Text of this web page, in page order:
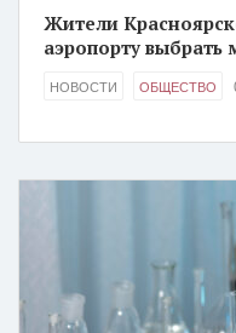
Жители
аэропорту выбрать
НОВОСТИ ОБЩЕСТВО